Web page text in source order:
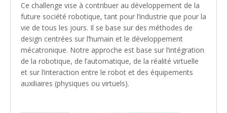
Ce challenge vise à contribuer au développement de la
future société robotique, tant pour l’industrie que pour la
vie de tous les jours. Il se base sur des méthodes de
design centrées sur l’humain et le développement
mécatronique. Notre approche est base sur l’intégration
de la robotique, de l’automatique, de la réalité virtuelle
et sur l’interaction entre le robot et des équipements
auxiliaires (physiques ou virtuels).